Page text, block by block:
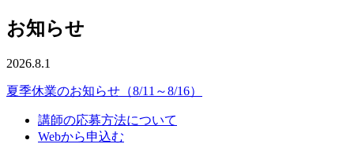
お知らせ
2026.8.1
夏季休業のお知らせ（8/11～8/16）
講師の応募方法について
Webから申込む